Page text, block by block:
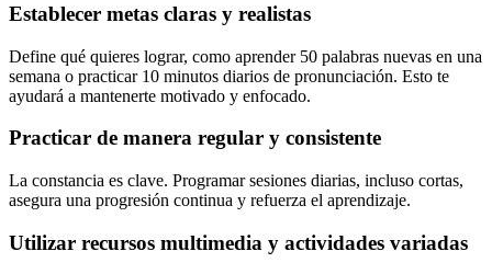
Establecer metas claras y realistas
Define qué quieres lograr, como aprender 50 palabras nuevas en una
semana o practicar 10 minutos diarios de pronunciación. Esto te
ayudará a mantenerte motivado y enfocado.
Practicar de manera regular y consistente
La constancia es clave. Programar sesiones diarias, incluso cortas,
asegura una progresión continua y refuerza el aprendizaje.
Utilizar recursos multimedia y actividades variadas